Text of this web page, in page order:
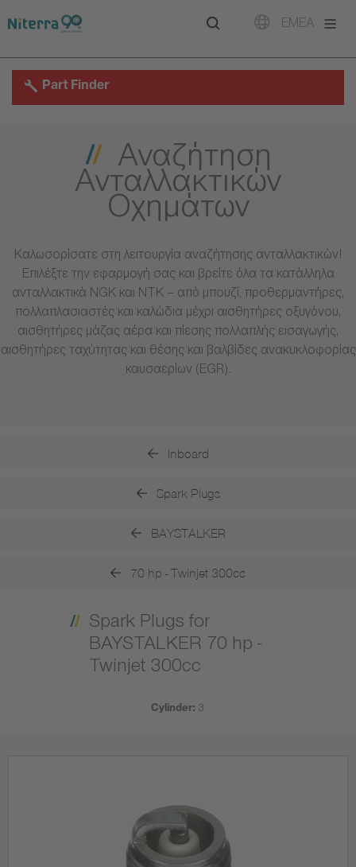
to
to
to
EMEA
Part Finder
Αναζήτηση
Ανταλλακτικών
Οχημάτων
Καλωσορίσατε στη λειτουργία αναζήτησης ανταλλακτικών!
Επιλέξτε την εφαρμογή σας και βρείτε όλα τα κατάλληλα
ανταλλακτικά NGK και NTK – από μπουζί, προθερμαντήρες,
πολλαπλασιαστές και καλώδια μέχρι αισθητήρες οξυγόνου,
αισθητήρες μάζας αέρα και πίεσης πολλαπλής εισαγωγής,
αισθητήρες ταχύτητας και θέσης και βαλβίδες ανακυκλοφορίας
καυσαερίων (EGR).
Inboard
Spark Plugs
BAYSTALKER
70 hp - Twinjet 300cc
Spark Plugs for
BAYSTALKER 70 hp -
Twinjet 300cc
Cylinder: 3